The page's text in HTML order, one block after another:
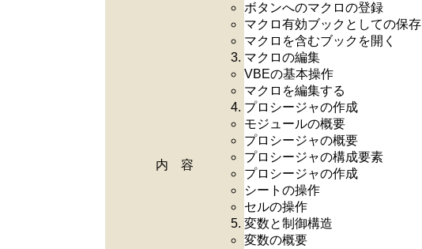
内 容
ボタンへのマクロの登録
マクロ有効ブックとしての保存
マクロを含むブックを開く
マクロの編集
VBEの基本操作
マクロを編集する
プロシージャの作成
モジュールの概要
プロシージャの概要
プロシージャの構成要素
プロシージャの作成
シートの操作
セルの操作
変数と制御構造
変数の概要